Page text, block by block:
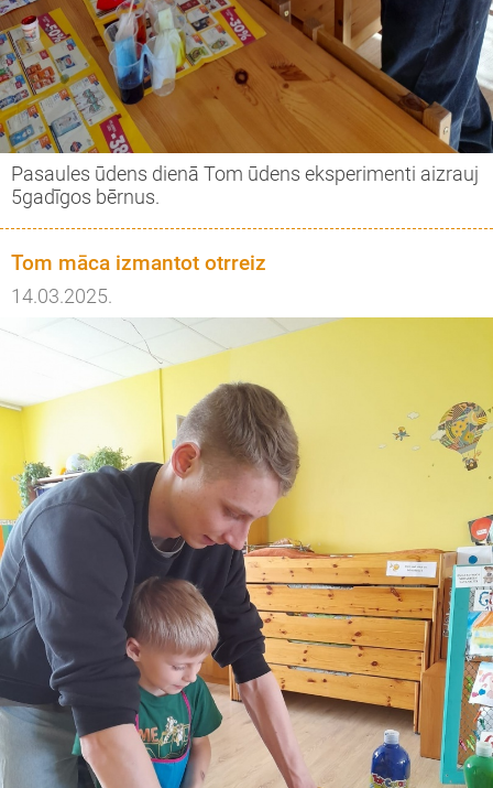
Pasaules ūdens dienā Tom ūdens eksperimenti aizrauj
5gadīgos bērnus.
Tom māca izmantot otrreiz
14.03.2025.